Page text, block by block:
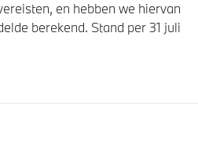
en hebben we hiervan
berekend. Stand per 31 juli